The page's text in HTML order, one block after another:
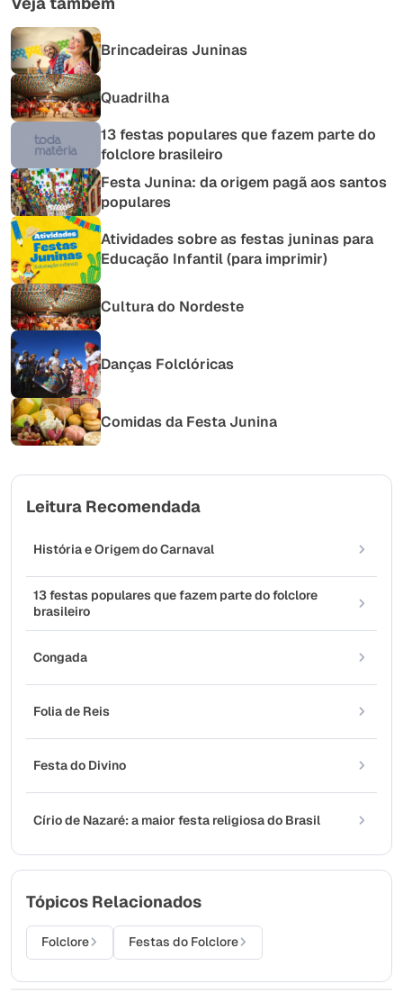
Brincadeiras Juninas
Quadrilha
13 festas populares que fazem parte do
folclore brasileiro
Festa Junina: da origem pagã aos santos
populares
Atividades sobre as festas juninas para
Educação Infantil (para imprimir)
Cultura do Nordeste
Danças Folclóricas
Comidas da Festa Junina
Leitura Recomendada
História e Origem do Carnaval
13 festas populares que fazem parte do folclore
brasileiro
Congada
Folia de Reis
Festa do Divino
Círio de Nazaré: a maior festa religiosa do Brasil
Tópicos Relacionados
Folclore Festas do Folclore